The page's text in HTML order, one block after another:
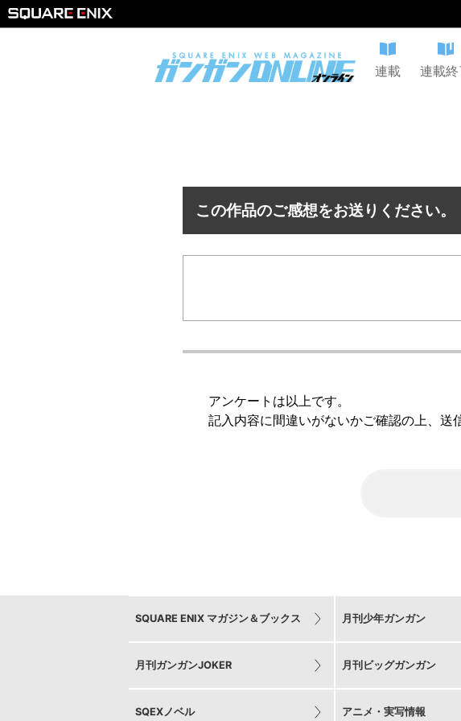
連載 連載終
この作品のご感想をお送りください。
アンケートは以上です。
記入内容に間違いがないかご確認の上、送
SQUARE ENIX マガジン＆ブックス 月刊少年ガンガン
月刊ガンガンJOKER 月刊ビッグガンガン
SQEXノベル アニメ・実写情報